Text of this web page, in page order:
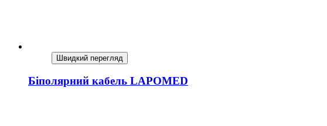
Швидкий перегляд
Біполярний кабель LAPOMED